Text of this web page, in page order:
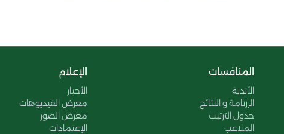
المنافسات
الأندية
الرزنامة و النتائج
جدول الترتيب
الملاعب
الإعلام
الأخبار
معرض الفيديوهات
معرض الصور
الإعتمادات